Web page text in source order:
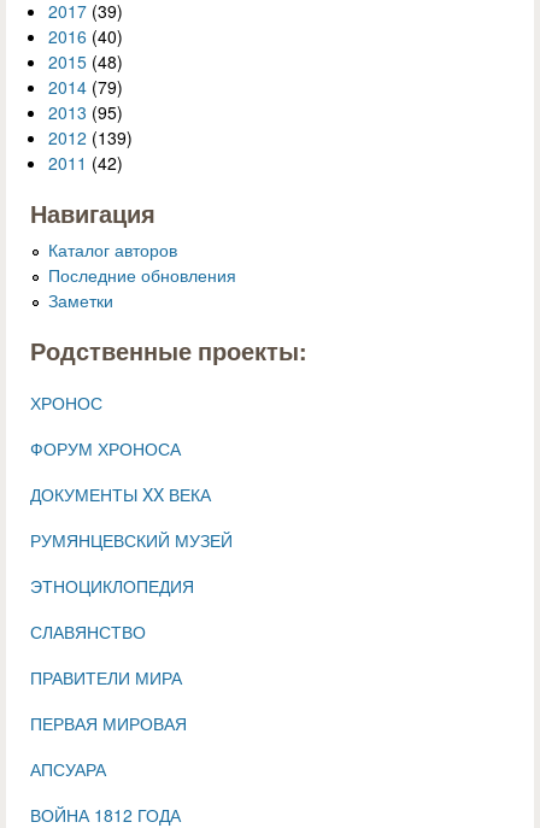
2017 (39)
2016 (40)
2015 (48)
2014 (79)
2013 (95)
2012 (139)
2011 (42)
Навигация
Каталог авторов
Последние обновления
Заметки
Родственные проекты:
ХРОНОС
ФОРУМ ХРОНОСА
ДОКУМЕНТЫ XX ВЕКА
РУМЯНЦЕВСКИЙ МУЗЕЙ
ЭТНОЦИКЛОПЕДИЯ
СЛАВЯНСТВО
ПРАВИТЕЛИ МИРА
ПЕРВАЯ МИРОВАЯ
АПСУАРА
ВОЙНА 1812 ГОДА